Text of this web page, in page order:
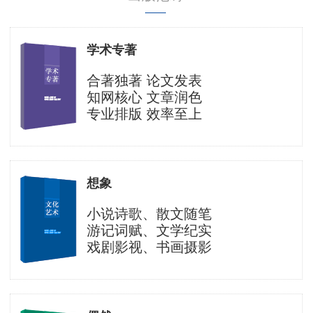
学术专著
合著独著 论文发表
知网核心 文章润色
专业排版 效率至上
想象
小说诗歌、散文随笔
游记词赋、文学纪实
戏剧影视、书画摄影